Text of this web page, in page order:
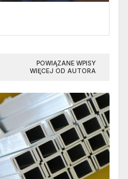
POWIĄZANE WPISY
WIĘCEJ OD AUTORA